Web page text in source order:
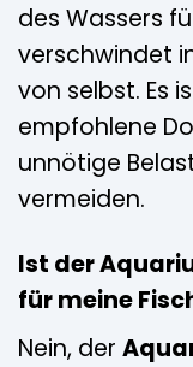
des Wassers
verschwindet
von selbst. Es
empfohlene
unnötige
vermeiden.
Ist der
für meine
Nein, der